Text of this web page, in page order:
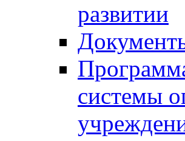
развитии
системы